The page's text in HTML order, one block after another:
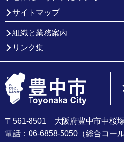
サイトマップ
組織と業務案内
リンク集
〒561-8501 大阪府豊中市中桜
電話：06-6858-5050（総合コー